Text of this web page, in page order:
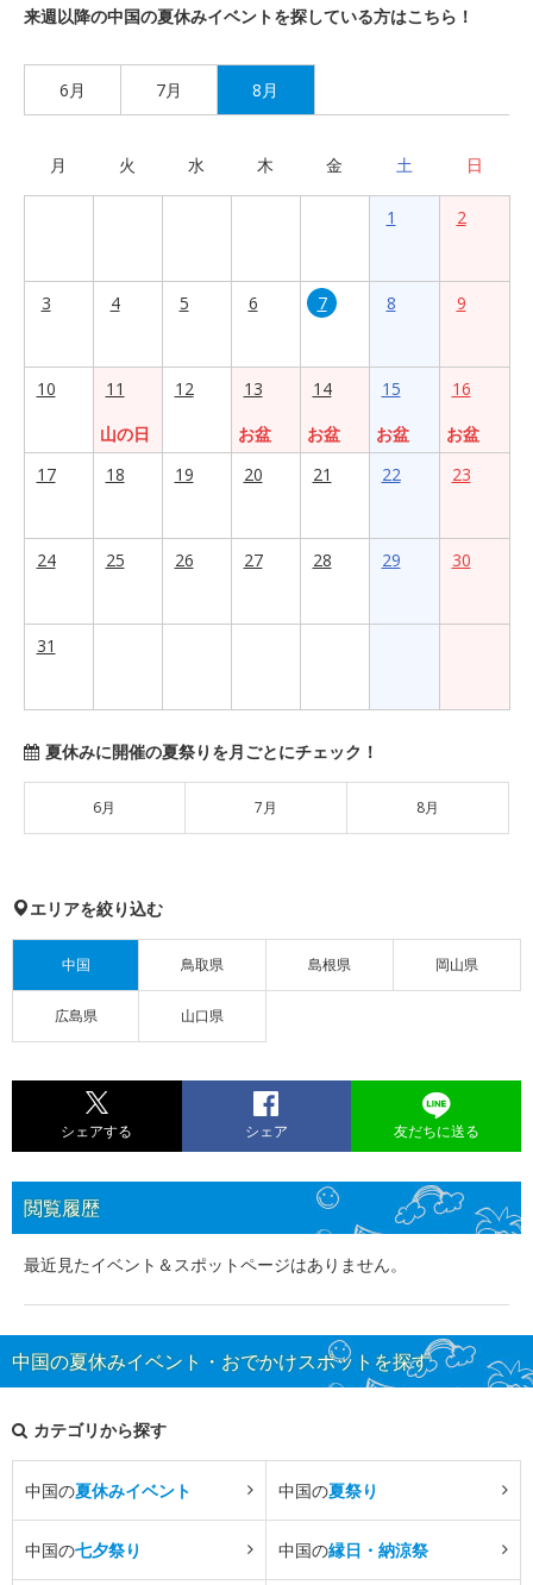
来週以降の中国の夏休みイベントを探している方はこちら！
6月 7月 8月
月 火 水 木 金 土 日
1 2
3 4 5 6 7 8 9
10
11
山の日
12
13
お盆
14
お盆
15
お盆
16
お盆
17
18 19 20 21 22 23
24 25 26 27 28 29 30
31
夏休みに開催の夏祭りを月ごとにチェック！
6月 7月 8月
エリアを絞り込む
中国 鳥取県 島根県 岡山県
広島県 山口県
シェアする シェア 友だちに送る
閲覧履歴
最近見たイベント＆スポットページはありません。
中国の夏休みイベント・おでかけスポットを探す
カテゴリから探す
中国の夏休みイベント 中国の夏祭り
中国の七夕祭り 中国の縁日・納涼祭